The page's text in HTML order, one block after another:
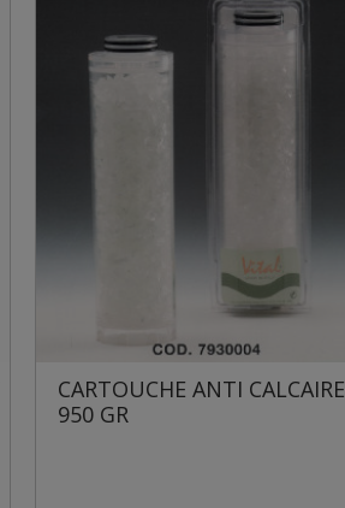
CARTOUCHE ANTI CALCAIRE
950 GR